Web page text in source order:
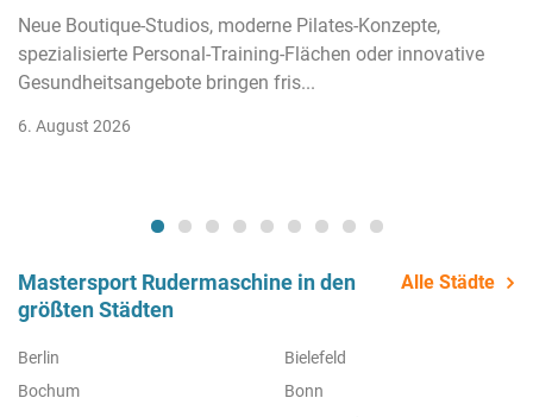
Neue Boutique-Studios, moderne Pilates-Konzepte,
spezialisierte Personal-Training-Flächen oder innovative
Gesundheitsangebote bringen fris...
6. August 2026
Mastersport Rudermaschine in den
größten Städten
Alle Städte
Berlin
Bielefeld
Bochum
Bonn